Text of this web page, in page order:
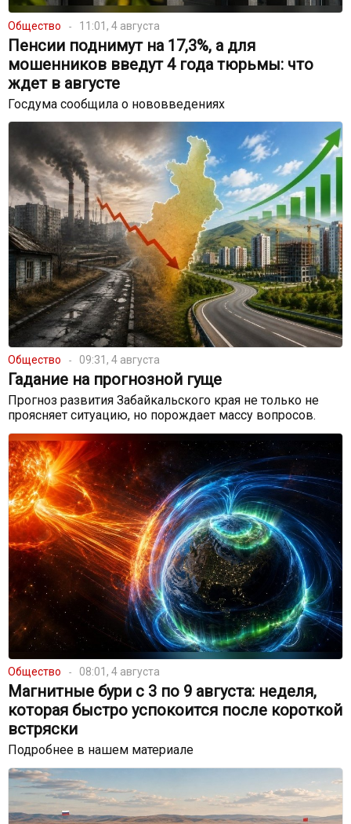
Общество 11:01, 4 августа
Пенсии поднимут на 17,3%, а для
мошенников введут 4 года тюрьмы: что
ждет в августе
Госдума сообщила о нововведениях
Общество 09:31, 4 августа
Гадание на прогнозной гуще
Прогноз развития Забайкальского края не только не
проясняет ситуацию, но порождает массу вопросов.
Общество 08:01, 4 августа
Магнитные бури с 3 по 9 августа: неделя,
которая быстро успокоится после короткой
встряски
Подробнее в нашем материале